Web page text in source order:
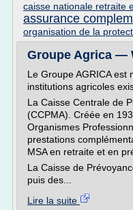
caisse nationale retraite
assurance
organisation de la
Groupe Agrica —
Le Groupe AGRICA est
institutions agricoles
La Caisse Centrale de
(CCPMA). Créée en
Organismes
prestations
MSA en retraite et en
La Caisse de
puis des...
Lire la suite